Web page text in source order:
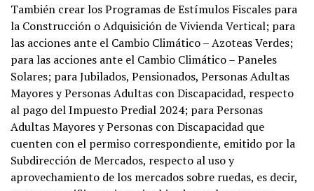
También crear los Programas de Estímulos Fiscales para
la Construcción o Adquisición de Vivienda Vertical; para
las acciones ante el Cambio Climático – Azoteas Verdes;
para las acciones ante el Cambio Climático – Paneles
Solares; para Jubilados, Pensionados, Personas Adultas
Mayores y Personas Adultas con Discapacidad, respecto
al pago del Impuesto Predial 2024; para Personas
Adultas Mayores y Personas con Discapacidad que
cuenten con el permiso correspondiente, emitido por la
Subdirección de Mercados, respecto al uso y
aprovechamiento de los mercados sobre ruedas, es decir,